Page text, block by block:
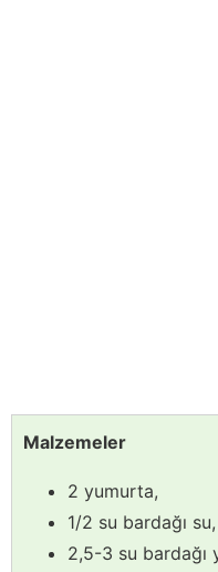
Malzemeler
2 yumurta,
1/2 su bardağı su,
2,5-3 su bardağı